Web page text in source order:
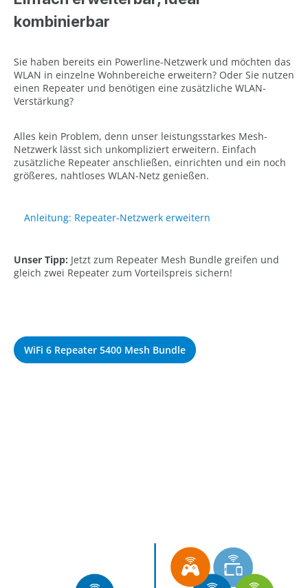
kombinierbar
Sie haben bereits ein Powerline-Netzwerk und möchten das
WLAN in einzelne Wohnbereiche erweitern? Oder Sie nutzen
einen Repeater und benötigen eine zusätzliche WLAN-
Verstärkung?
Alles kein Problem, denn unser leistungsstarkes Mesh-
Netzwerk lässt sich unkompliziert erweitern. Einfach
zusätzliche Repeater anschließen, einrichten und ein noch
größeres, nahtloses WLAN-Netz genießen.
Anleitung: Repeater-Netzwerk erweitern
Unser Tipp: Jetzt zum Repeater Mesh Bundle greifen und
gleich zwei Repeater zum Vorteilspreis sichern!
WiFi 6 Repeater 5400 Mesh Bundle